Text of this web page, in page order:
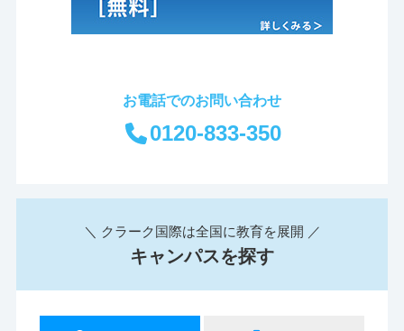
お電話でのお問い合わせ
0120-833-350
＼ クラーク国際は全国に教育を展開 ／
キャンパスを探す